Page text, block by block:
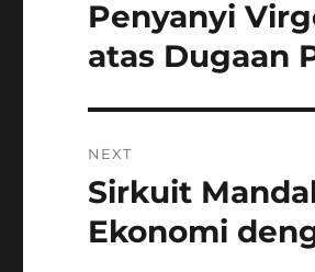
Previous
post:
Penyanyi
atas Dugaan
NEXT
Next
post:
Sirkuit
Ekonomi